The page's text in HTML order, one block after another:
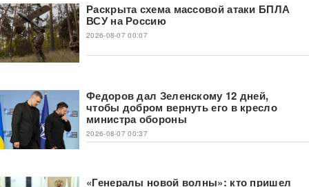
Раскрыта схема массовой атаки БПЛА
ВСУ на Россию
2026-08-07 00:07
Федоров дал Зеленскому 12 дней,
чтобы добром вернуть его в кресло
министра обороны
2026-08-07 00:37
«Генералы новой волны»: кто пришел